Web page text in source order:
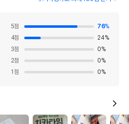
5점 76%
4점 24%
3점 0%
2점 0%
1 점 0%